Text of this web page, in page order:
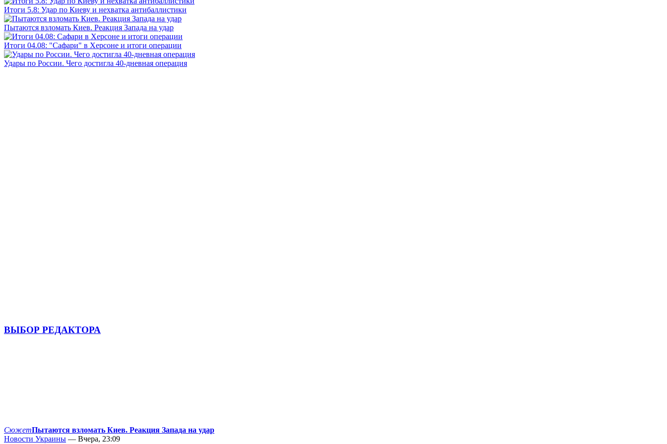
Итоги 5.8: Удар по Киеву и нехватка антибаллистики
Пытаются взломать Киев. Реакция Запада на удар
Итоги 04.08: "Сафари" в Херсоне и итоги операции
Удары по России. Чего достигла 40-дневная операция
ВЫБОР РЕДАКТОРА
СюжетПытаются взломать Киев. Реакция Запада на удар
Новости Украины — Вчера, 23:09